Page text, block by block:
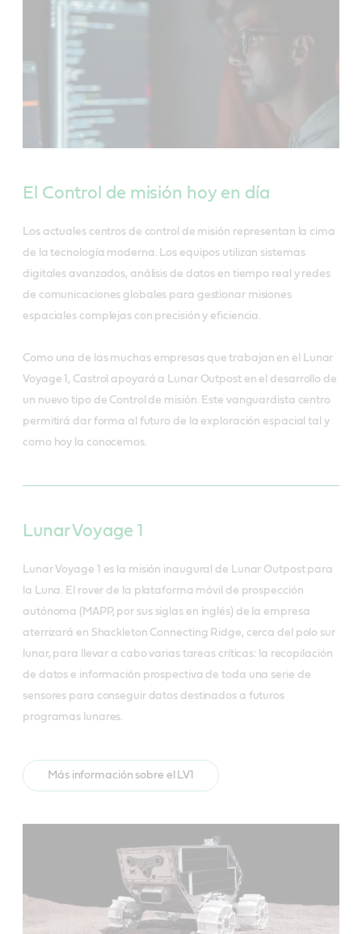
El Control de misión hoy en día
Los actuales centros de control de misión representan la cima
de la tecnología moderna. Los equipos utilizan sistemas
digitales avanzados, análisis de datos en tiempo real y redes
de comunicaciones globales para gestionar misiones
espaciales complejas con precisión y eficiencia.
Como una de las muchas empresas que trabajan en el Lunar
Voyage 1, Castrol apoyará a Lunar Outpost en el desarrollo de
un nuevo tipo de Control de misión. Este vanguardista centro
permitirá dar forma al futuro de la exploración espacial tal y
como hoy la conocemos.
Lunar Voyage 1
Lunar Voyage 1 es la misión inaugural de Lunar Outpost para
la Luna. El rover de la plataforma móvil de prospección
autónoma (MAPP, por sus siglas en inglés) de la empresa
aterrizará en Shackleton Connecting Ridge, cerca del polo sur
lunar, para llevar a cabo varias tareas críticas: la recopilación
de datos e información prospectiva de toda una serie de
sensores para conseguir datos destinados a futuros
programas lunares.
Más información sobre el LV1